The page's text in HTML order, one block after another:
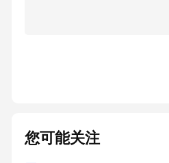
您可能关注